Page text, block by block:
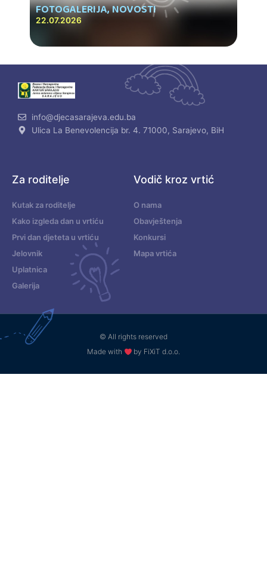
FOTOGALERIJA,NOVOSTI
22.07.2026
info@djecasarajeva.edu.ba
Ulica La Benevolencija br. 4. 71000, Sarajevo, BiH
Za roditelje
Kutak za roditelje
Kako izgleda dan u vrtiću
Prvi dan djeteta u vrtiću
Jelovnik
Uplatnica
Galerija
Vodič kroz vrtić
O nama
Obavještenja
Konkursi
Mapa vrtića
© All rights reserved
Made with
by FiXiT d.o.o.